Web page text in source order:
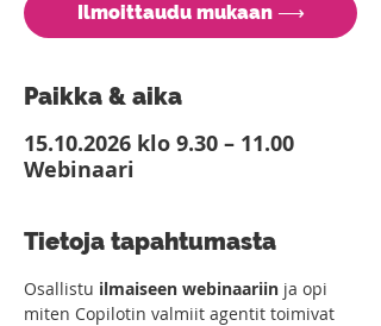
Ilmoittaudu mukaan ⟶
Paikka & aika
15.10.2026 klo 9.30 – 11.00
Webinaari
Tietoja tapahtumasta
Osallistu ilmaiseen webinaariin ja opi
miten Copilotin valmiit agentit toimivat